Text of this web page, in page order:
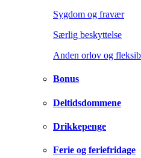
Sygdom og fravær
Særlig beskyttelse
Anden orlov og
Bonus
Deltidsdommene
Drikkepenge
Ferie og feriefridage